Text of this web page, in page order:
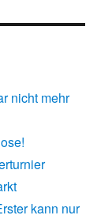
nicht mehr
kann nur